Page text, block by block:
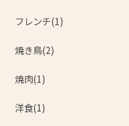
フレンチ(1)
焼き鳥(2)
焼肉(1)
洋食(1)